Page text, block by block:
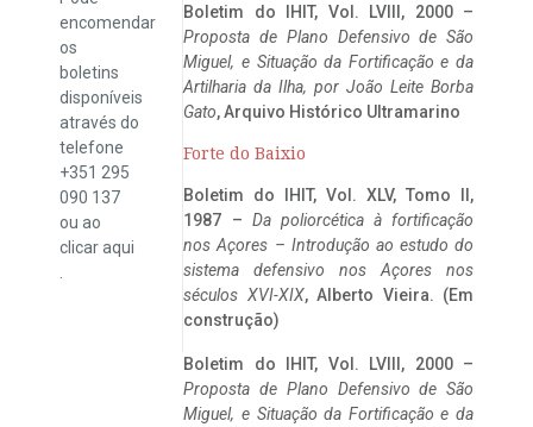
encomendar
os
boletins
disponíveis
através do
telefone
+351 295
090 137
ou ao
clicaraqui
Boletim do IHIT, Vol. LVIII, 2000 –
Proposta de Plano Defensivo de São
Miguel, e Situação da Fortificação e da
Artilharia da Ilha, por João Leite Borba
Gato, Arquivo Histórico Ultramarino
Forte do Baixio
Boletim do IHIT, Vol. XLV, Tomo II,
1987 – Da poliorcética à fortificação
nos Açores – Introdução ao estudo do
sistema defensivo nos Açores nos
séculos XVI-XIX, Alberto Vieira. (Em
construção)
Boletim do IHIT, Vol. LVIII, 2000 –
Proposta de Plano Defensivo de São
Miguel, e Situação da Fortificação e da